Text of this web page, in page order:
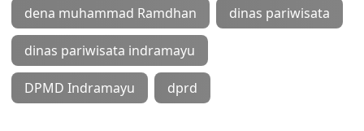
dena muhammad Ramdhan dinas pariwisata
dinas pariwisata indramayu
DPMD Indramayu dprd